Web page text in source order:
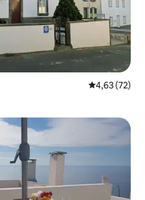
Gemiddelde
4,63 (72)